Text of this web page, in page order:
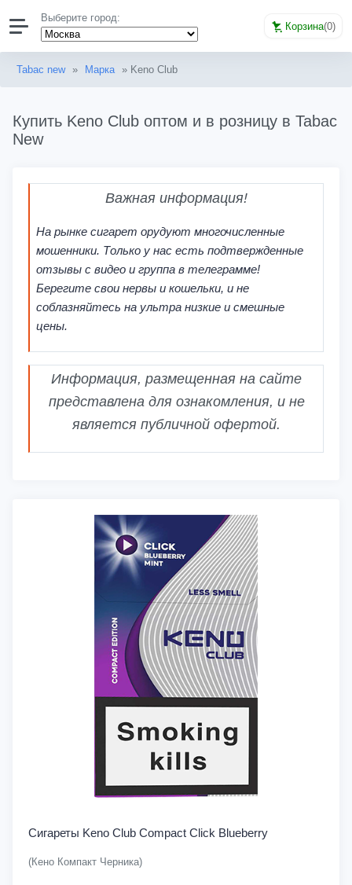
Выберите город:
Корзина(0)
Tabac new » Марка » Keno Club
Купить Keno Club оптом и в розницу в Tabac
New
Важная информация!
На рынке сигарет орудуют многочисленные
мошенники. Только у нас есть подтвержденные
отзывы с видео и группа в телеграмме!
Берегите свои нервы и кошельки, и не
соблазняйтесь на ультра низкие и смешные
цены.
Информация, размещенная на сайте
представлена для ознакомления, и не
является публичной офертой.
Сигареты Keno Club Compact Click Blueberry
(Кено Компакт Черника)